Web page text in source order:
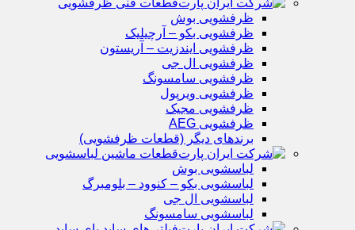
قطعات فنی ظرفشویی
ظرفشویی بوش
ظرفشویی بکو – آرچیلیک
ظرفشویی ایندزیت – آریستون
ظرفشویی ال جی
ظرفشویی سامسونگ
ظرفشویی ویرپول
ظرفشویی مجیک
ظرفشویی AEG
برندهای دیگر (قطعات ظرفشویی)
قطعات ماشین لباسشویی
لباسشویی بوش
لباسشویی بکو – کنوود – بلومبرگ
لباسشویی ال جی
لباسشویی سامسونگ